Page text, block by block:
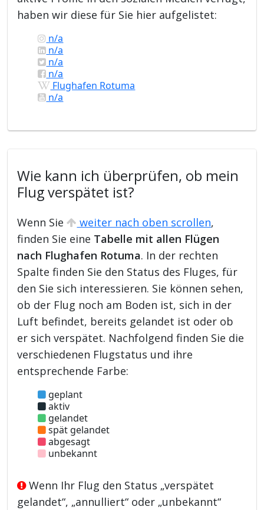
haben wir diese für Sie hier aufgelistet:
n/a
n/a
n/a
n/a
Flughafen Rotuma
n/a
Wie kann ich überprüfen, ob mein
Flug verspätet ist?
Wenn Sie weiter nach oben scrollen,
finden Sie eine Tabelle mit allen Flügen
nach Flughafen Rotuma. In der rechten
Spalte finden Sie den Status des Fluges, für
den Sie sich interessieren. Sie können sehen,
ob der Flug noch am Boden ist, sich in der
Luft befindet, bereits gelandet ist oder ob
er sich verspätet. Nachfolgend finden Sie die
verschiedenen Flugstatus und ihre
entsprechende Farbe:
geplant
aktiv
gelandet
spät gelandet
abgesagt
unbekannt
Wenn Ihr Flug den Status „verspätet
gelandet“, „annulliert“ oder „unbekannt“